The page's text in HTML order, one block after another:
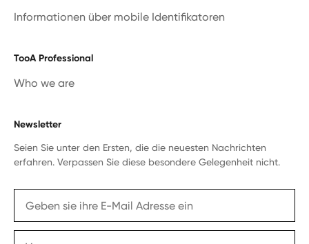
Informationen über mobile Identifikatoren
TooA Professional
Who we are
Newsletter
Seien Sie unter den Ersten, die die neuesten Nachrichten
erfahren. Verpassen Sie diese besondere Gelegenheit nicht.